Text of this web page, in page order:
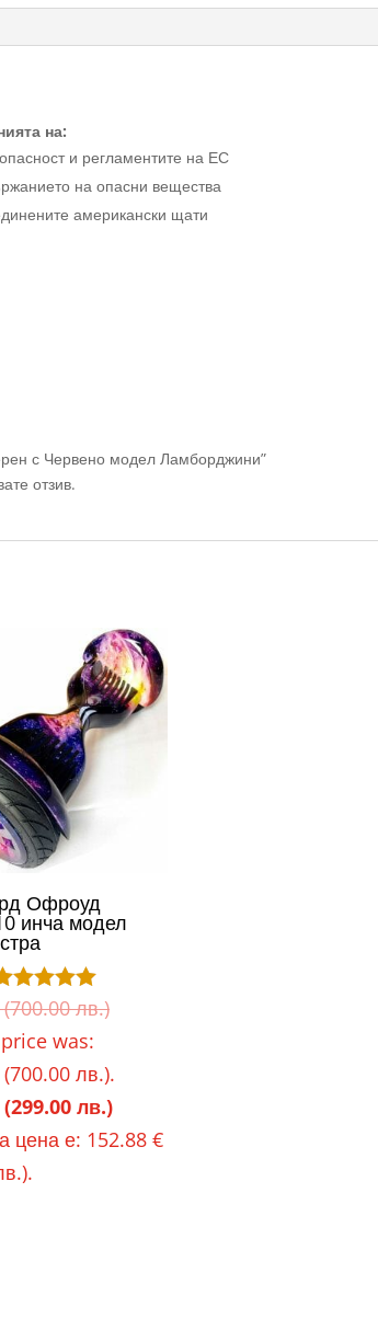
на:
и регламентите на ЕС
на опасни вещества
американски щати
с Червено модел Ламборджини”
отзив.
Офроуд
инча модел
с
5.00
5
(700.00 лв.)
was:
лв.).
(299.00 лв.)
цена е: 152.88 €